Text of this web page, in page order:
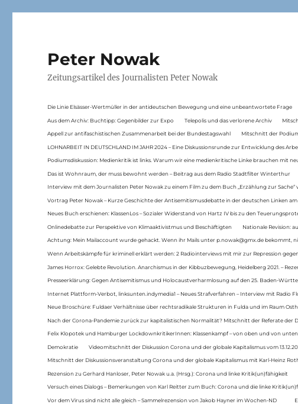
Peter Nowak
Zeitungsartikel des Journalisten Peter Nowak
Die Linie Elsässer-Wertmüller in der antideutschen Bewegung und eine unbeantwortete Frage
Aus dem Archiv: Buchtipp: Gegenbilder zur Expo Telepolis und das verlorene Archiv
Appell zur antifaschistischen Zusammenarbeit bei der Bundestagswahl Mitschnitt der
LOHNARBEIT IN DEUTSCHLAND IM JAHR 2024 – Eine Diskussionsrunde zur Entwicklung des
Podiumsdiskussion: Medienkritik ist links. Warum wir eine medienkritische Linke brauchen mit
Das ist Wohnraum, der muss bewohnt werden – Beitrag aus dem Radio Stadtfilter Winterthur
Interview mit dem Journalisten Peter Nowak zu einem Film zu dem Buch „Erzählung zur Sache“
Vortrag Peter Nowak – Kurze Geschichte der Antisemitismusdebatte in der deutschen Linken am
Neues Buch erschienen: KlassenLos – Sozialer Widerstand von Hartz IV bis zu den
Onlinedebatte zur Perspektive von Klimaaktivistmus und Beschäftigten Nationale Revision:
Achtung: Mein Mailaccount wurde gehackt. Wenn ihr Mails unter p.nowak@gmx.de bekommt,
Wenn Arbeitskämpfe für kriminell erklärt werden: 2 Radiointerviews mit mir zur Repression
James Horrox: Gelebte Revolution. Anarchismus in der Kibbuzbewegung, Heidelberg 2021. –
Presseerklärung: Gegen Antisemitismus und Holocaustverharmlosung auf den 25. Baden-
Internet Plattform-Verbot, linksunten.indymedia1 – Neues Strafverfahren – Interview mit Radio
Neue Broschüre: Fuldaer Verhältnisse über rechtsradikale Strukturen in Fulda und im Raum
Nach der Corona-Pandemie zurück zur kapitalistischen Normalität? Mitschnitt der Referate der
Felix Klopotek und Hamburger LockdownkritikerInnen: Klassenkampf – von oben und von
Demokratie Videomitschnitt der Diskussion Corona und der globale Kapitalismus vom
Mitschnitt der Diskussionsveranstaltung Corona und der globale Kapitalismus mit Karl-Heinz
Rezension zu Gerhard Hanloser, Peter Nowak u.a. (Hrsg.): Corona und linke Kritik(un)fähigkeit
Versuch eines Dialogs – Bemerkungen von Karl Reitter zum Buch: Corona und die linke
Vor dem Virus sind nicht alle gleich – Sammelrezension von Jakob Hayner im Wochen-ND